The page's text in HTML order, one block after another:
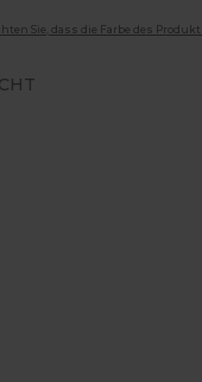
Sie, dass die Farbe des